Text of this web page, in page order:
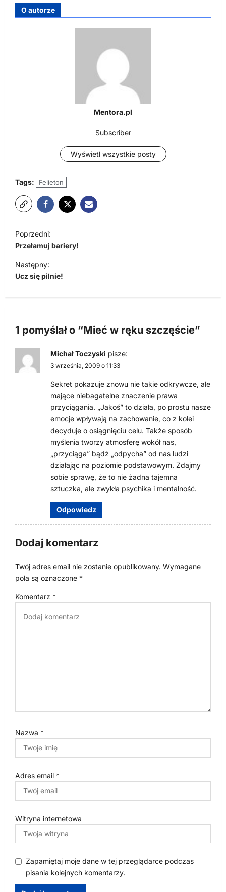
O autorze
Mentora.pl
Subscriber
Wyświetl wszystkie posty
Tags: Felieton
a
w
i
j
w
Poprzedni:
Przełamuj bariery!
Następny:
Ucz się pilnie!
1 pomyślał o “Mieć w ręku szczęście”
Michał Toczyski pisze:
3 września, 2009 o 11:33
Sekret pokazuje znowu nie takie odkrywcze, ale
mające niebagatelne znaczenie prawa
przyciągania. „Jakoś” to działa, po prostu nasze
emocje wpływają na zachowanie, co z kolei
decyduje o osiągnięciu celu. Także sposób
myślenia tworzy atmosferę wokół nas,
„przyciąga” bądź „odpycha” od nas ludzi
działając na poziomie podstawowym. Zdajmy
sobie sprawę, że to nie żadna tajemna
sztuczka, ale zwykła psychika i mentalność.
Odpowiedz
Dodaj komentarz
Twój adres email nie zostanie opublikowany. Wymagane
pola są oznaczone *
Komentarz *
Nazwa *
Adres email *
Witryna internetowa
Zapamiętaj moje dane w tej przeglądarce podczas
pisania kolejnych komentarzy.